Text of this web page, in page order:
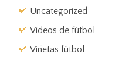
Uncategorized
Vídeos de fútbol
Viñetas fútbol